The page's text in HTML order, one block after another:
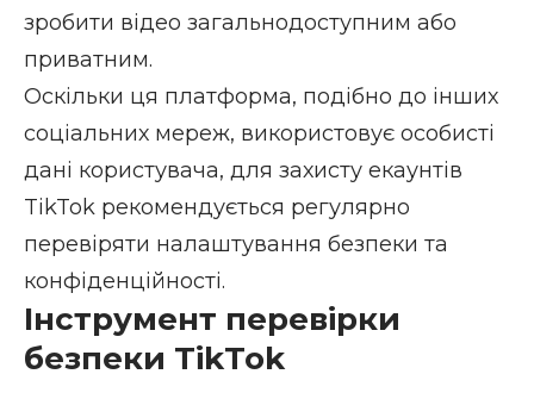
зробити відео загальнодоступним або
приватним.
Оскільки ця платформа, подібно до інших
соціальних мереж, використовує особисті
дані користувача, для захисту екаунтів
TikTok рекомендується регулярно
перевіряти налаштування безпеки та
конфіденційності.
Інструмент перевірки
безпеки TikTok